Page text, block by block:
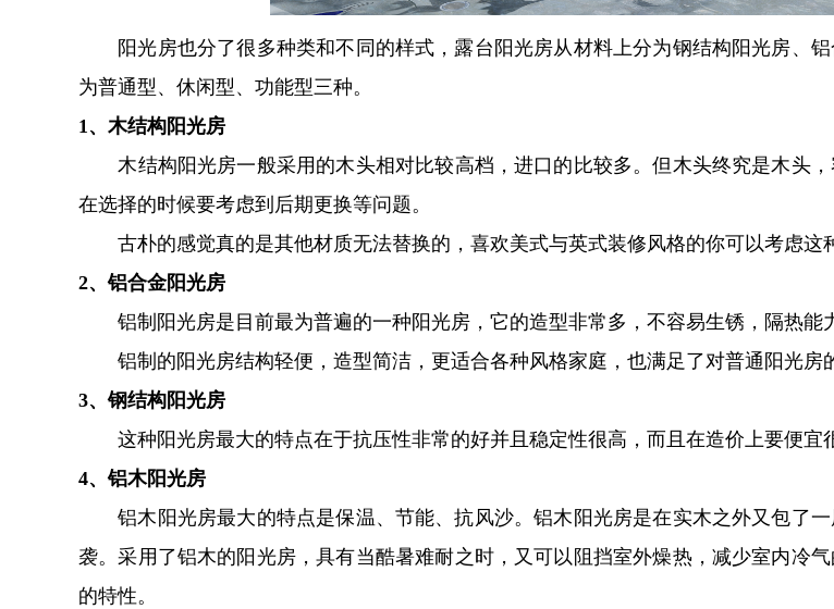
阳光房也分了很多种类和不同的样式，露台阳光房从材料上分为钢结构阳光房、
为普通型、休闲型、功能型三种。
1、木结构阳光房
木结构阳光房一般采用的木头相对比较高档，进口的比较多。但木头终究是木头，
在选择的时候要考虑到后期更换等问题。
古朴的感觉真的是其他材质无法替换的，喜欢美式与英式装修风格的你可以考虑这
2、铝合金阳光房
铝制阳光房是目前最为普遍的一种阳光房，它的造型非常多，不容易生锈，隔热能
铝制的阳光房结构轻便，造型简洁，更适合各种风格家庭，也满足了对普通阳光房
3、钢结构阳光房
这种阳光房最大的特点在于抗压性非常的好并且稳定性很高，而且在造价上要便宜
4、铝木阳光房
铝木阳光房最大的特点是保温、节能、抗风沙。铝木阳光房是在实木之外又包了
袭。采用了铝木的阳光房，具有当酷暑难耐之时，又可以阻挡室外燥热，减少室内冷
的特性。